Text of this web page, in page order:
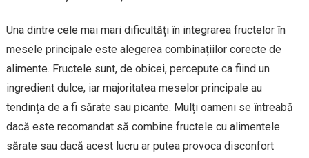
Una dintre cele mai mari dificultăți în integrarea fructelor în
mesele principale este alegerea combinațiilor corecte de
alimente. Fructele sunt, de obicei, percepute ca fiind un
ingredient dulce, iar majoritatea meselor principale au
tendința de a fi sărate sau picante. Mulți oameni se întreabă
dacă este recomandat să combine fructele cu alimentele
sărate sau dacă acest lucru ar putea provoca disconfort